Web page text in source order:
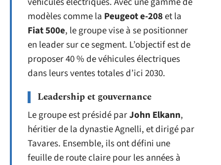
modèles comme la Peugeot e-208et la
Fiat 500e, le groupe vise à se positionner
en leader sur ce segment. L’objectif est de
proposer 40 % de véhicules électriques
dans leurs ventes totales d’ici 2030.
Leadership et gouvernance
Le groupe est présidé parJohn Elkann,
héritier de la dynastie Agnelli, et dirigé par
Tavares. Ensemble, ils ont défini une
feuille de route claire pour les années à